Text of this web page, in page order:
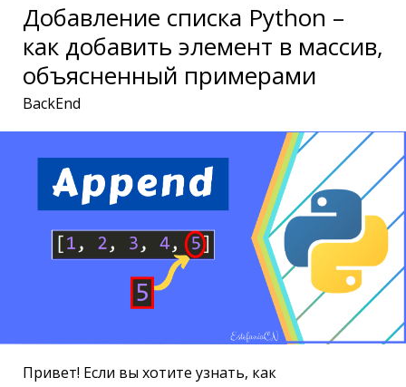
Добавление списка Python –
как добавить элемент в массив,
объясненный примерами
BackEnd
Привет! Если вы хотите узнать, как